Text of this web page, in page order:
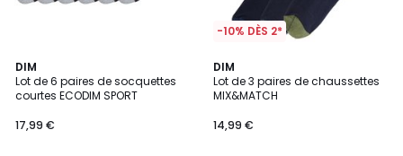
DIM
Lot de 6 paires de socquettes
courtes ECODIM SPORT
17,99 €
3,7
/ 5
2
Couleurs
-10% DÈS 2*
DIM
Lot de 3 paires de chaussettes
MIX&MATCH
14,99 €
3,1
/
5
2
Couleurs